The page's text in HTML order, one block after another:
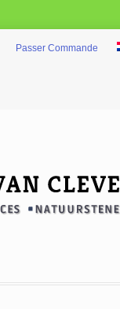
Passer Commande